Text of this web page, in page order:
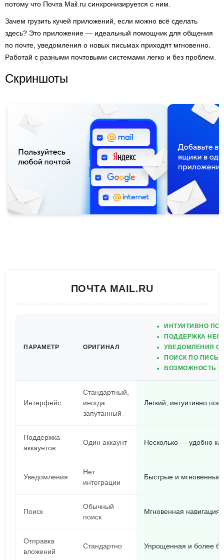
потому что Почта Mail.ru синхронизируется с ним.
Зачем грузить кучей приложений, если можно всё сделать
здесь? Это приложение — идеальный помощник для общения
по почте, уведомления о новых письмах приходят мгновенно.
Работай с разными почтовыми системами легко и без проблем.
Скриншоты
ПОЧТА MAIL.RU
ПАРАМЕТР ОРИГИНАЛ
ИНТУИТИВНО
ПОДДЕРЖКА
УВЕДОМЛЕНИЯ
ПОИСК ПО
ВОЗМОЖНОСТЬ
Интерфейс
Стандартный,
иногда
запутанный
Легкий, интуитивно
Поддержка
аккаунтов
Один аккаунт Несколько — удобно
Уведомления
Нет
интеграции
Быстрые и мгновенные
Поиск
Обычный
поиск
Мгновенная
Отправка
вложений
Стандартно Упрощенная и более